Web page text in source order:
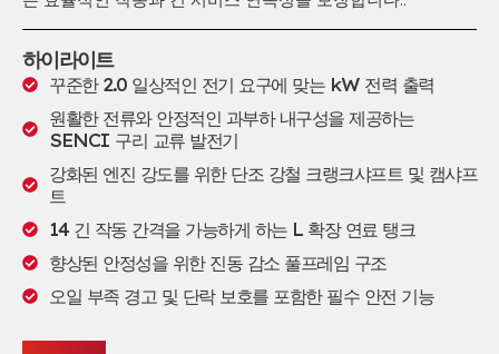
하이라이트
꾸준한 2.0 일상적인 전기 요구에 맞는 kW 전력 출력
원활한 전류와 안정적인 과부하 내구성을 제공하는
SENCI 구리 교류 발전기
강화된 엔진 강도를 위한 단조 강철 크랭크샤프트 및 캠샤프
트
14 긴 작동 간격을 가능하게 하는 L 확장 연료 탱크
향상된 안정성을 위한 진동 감소 풀프레임 구조
오일 부족 경고 및 단락 보호를 포함한 필수 안전 기능